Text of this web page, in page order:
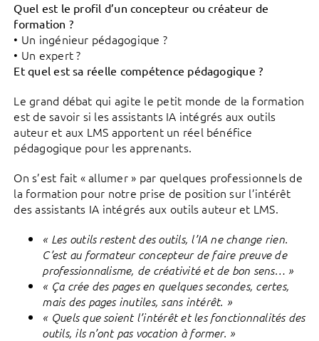
Quel est le profil d’un concepteur ou créateur de
formation ?
• Un ingénieur pédagogique ?
• Un expert ?
Et quel est sa réelle compétence pédagogique ?
Le grand débat qui agite le petit monde de la formation
est de savoir si les assistants IA intégrés aux outils
auteur et aux LMS apportent un réel bénéfice
pédagogique pour les apprenants.
On s’est fait « allumer » par quelques professionnels de
la formation pour notre prise de position sur l’intérêt
des assistants IA intégrés aux outils auteur et LMS.
« Les outils restent des outils, l’IA ne change rien.
C’est au formateur concepteur de faire preuve de
professionnalisme, de créativité et de bon sens… »
« Ça crée des pages en quelques secondes, certes,
mais des pages inutiles, sans intérêt. »
« Quels que soient l’intérêt et les fonctionnalités des
outils, ils n’ont pas vocation à former. »